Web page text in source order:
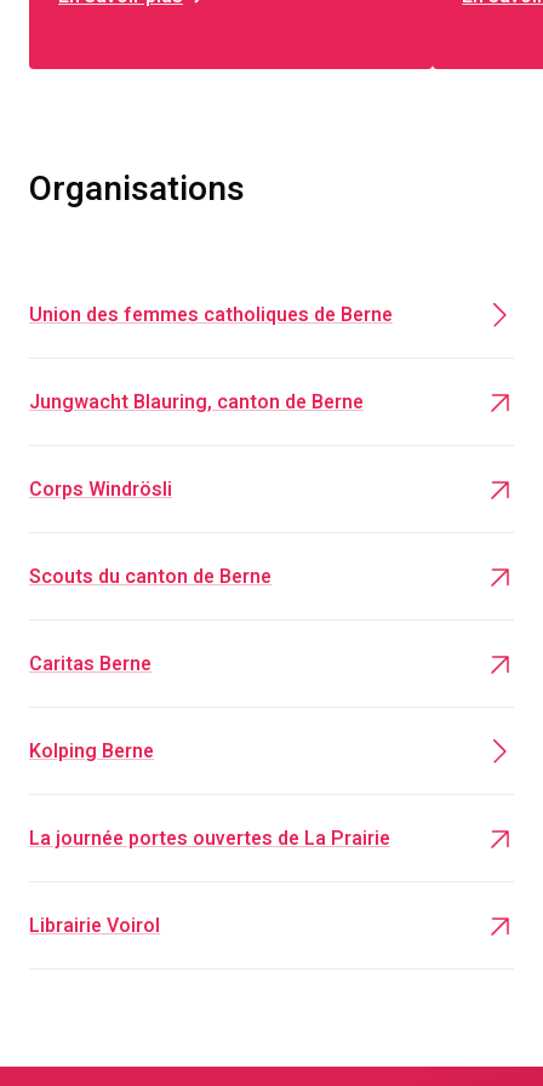
Organisations
Union des femmes catholiques de Berne
Jungwacht Blauring, canton de Berne
Corps Windrösli
Scouts du canton de Berne
Caritas Berne
Kolping Berne
La journée portes ouvertes de La Prairie
Librairie Voirol